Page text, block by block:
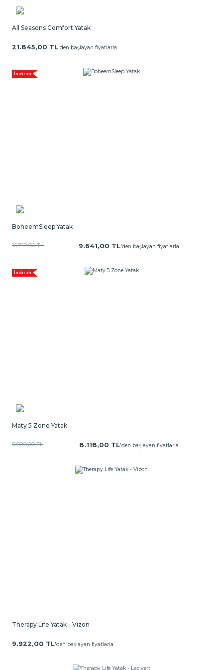
All Seasons Comfort Yatak
21.845,00 TL'den başlayan fiyatlarla
İndirim
BoheemSleep Yatak
10.712,00 TL 9.641,00 TL'den başlayan fiyatlarla
İndirim
Maty 5 Zone Yatak
9.020,00 TL 8.118,00 TL'den başlayan fiyatlarla
Therapy Life Yatak - Vizon
9.922,00 TL'den başlayan fiyatlarla